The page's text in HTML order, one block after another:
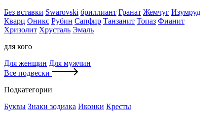
Без вставки Swarovski бриллиант Гранат Жемчуг Изумруд
Кварц Оникс Рубин Сапфир Танзанит Топаз Фианит
Хризолит Хрусталь Эмаль
для кого
Для женщин Для мужчин
Все подвески
Подкатегории
Буквы Знаки зодиака Иконки Кресты